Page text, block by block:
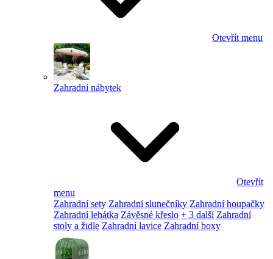
Otevřít menu
Zahradní nábytek
Otevřít
menu
Zahradní sety Zahradní slunečníky Zahradní houpačky
Zahradní lehátka Závěsné křeslo + 3 další Zahradní
stoly a židle Zahradní lavice Zahradní boxy